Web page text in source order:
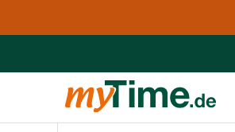
Zur Navigation springen